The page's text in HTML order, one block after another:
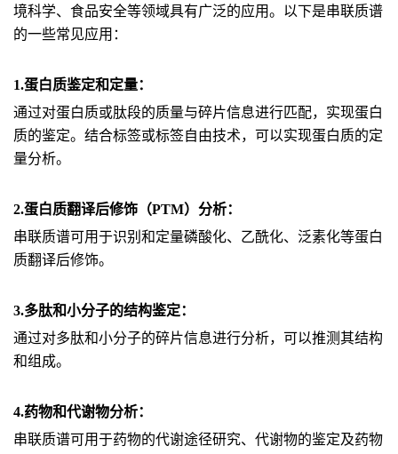
境科学、食品安全等领域具有广泛的应用。以下是串联质谱
的一些常见应用：
1.蛋白质鉴定和定量：
通过对蛋白质或肽段的质量与碎片信息进行匹配，实现蛋白
质的鉴定。结合标签或标签自由技术，可以实现蛋白质的定
量分析。
2.蛋白质翻译后修饰（PTM）分析：
串联质谱可用于识别和定量磷酸化、乙酰化、泛素化等蛋白
质翻译后修饰。
3.多肽和小分子的结构鉴定：
通过对多肽和小分子的碎片信息进行分析，可以推测其结构
和组成。
4.药物和代谢物分析：
串联质谱可用于药物的代谢途径研究、代谢物的鉴定及药物